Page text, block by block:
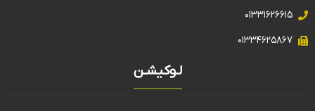
۰۱۳۳۱۶۲۶۶۱۵
۰۱۳۳۴۶۲۵۸۶۷
لـوکیشـن